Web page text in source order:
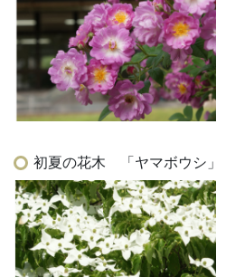
初夏の花木 「ヤマボウシ」